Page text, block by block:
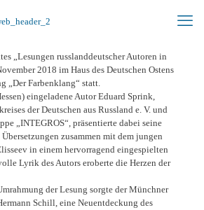
„Lesungen russlanddeutscher Autoren in
2018 im Haus des Deutschen Ostens
„Der Farbenklang“ statt.
eingeladene Autor Eduard Sprink,
der Deutschen aus Russland e. V. und
„INTEGROS“, präsentierte dabei seine
zusammen mit dem jungen
in einem hervorragend eingespielten
Lyrik des Autors eroberte die Herzen der
der Lesung sorgte der Münchner
Schill, eine Neuentdeckung des